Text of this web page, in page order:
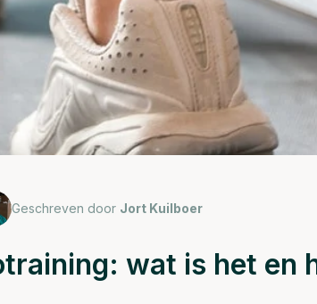
Geschreven door Jort Kuilboer
wat is het en